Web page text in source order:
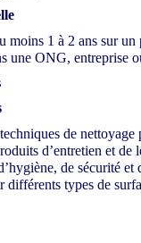
moins 1 à 2 ans sur
une ONG, entreprise
de nettoyage
d’entretien et
de sécurité et
différents types de